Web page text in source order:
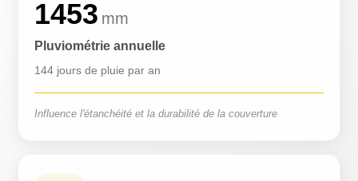
1453 mm
Pluviométrie annuelle
144 jours de pluie par an
Influence l'étanchéité et la durabilité de la couverture